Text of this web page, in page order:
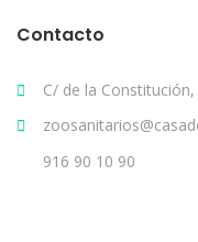
Contacto
C/ de la
916 90 10 90